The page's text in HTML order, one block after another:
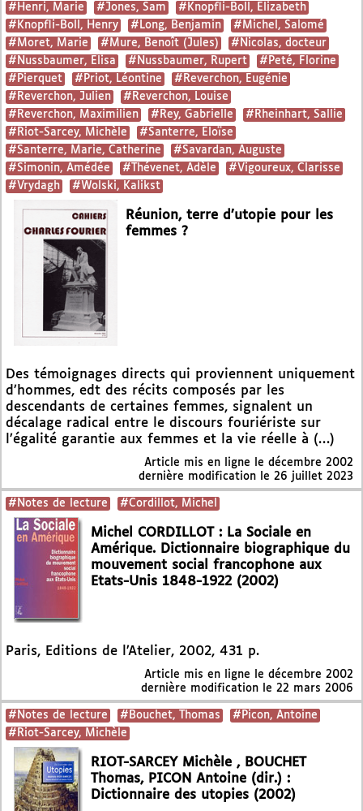
#Henri, Marie #Jones, Sam
#Knopfli-Boll, Elizabeth
#Knopfli-Boll, Henry
#Long, Benjamin
#Michel, Salomé
#Moret, Marie
#Mure, Benoît (Jules)
#Nicolas, docteur
#Nussbaumer, Elisa
#Nussbaumer, Rupert
#Peté, Florine
#Pierquet
#Priot, Léontine
#Reverchon, Eugénie
#Reverchon, Julien
#Reverchon, Louise
#Reverchon, Maximilien
#Rey, Gabrielle
#Rheinhart, Sallie
#Riot-Sarcey, Michèle
#Santerre, Eloïse
#Santerre, Marie, Catherine
#Savardan, Auguste
#Simonin, Amédée
#Thévenet, Adèle
#Vigoureux, Clarisse
#Vrydagh
#Wolski, Kalikst
Réunion, terre d’utopie pour les
femmes ?
Des témoignages directs qui proviennent uniquement
d’hommes, edt des récits composés par les
descendants de certaines femmes, signalent un
décalage radical entre le discours fouriériste sur
l’égalité garantie aux femmes et la vie réelle à (…)
Article mis en ligne le décembre 2002
dernière modification le 26 juillet 2023
#Notes de lecture #Cordillot, Michel
Michel CORDILLOT : La Sociale en
Amérique. Dictionnaire biographique du
mouvement social francophone aux
Etats-Unis 1848-1922 (2002)
Paris, Editions de l’Atelier, 2002, 431 p.
Article mis en ligne le décembre 2002
dernière modification le 22 mars 2006
#Notes de lecture #Bouchet, Thomas
#Picon, Antoine
#Riot-Sarcey, Michèle
RIOT-SARCEY Michèle , BOUCHET
Thomas, PICON Antoine (dir.) :
Dictionnaire des utopies (2002)